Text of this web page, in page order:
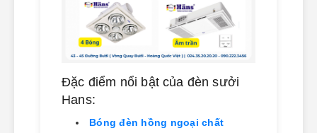
Đặc điểm nổi bật của đèn sưởi
Hans:
Bóng đèn hồng ngoại chất